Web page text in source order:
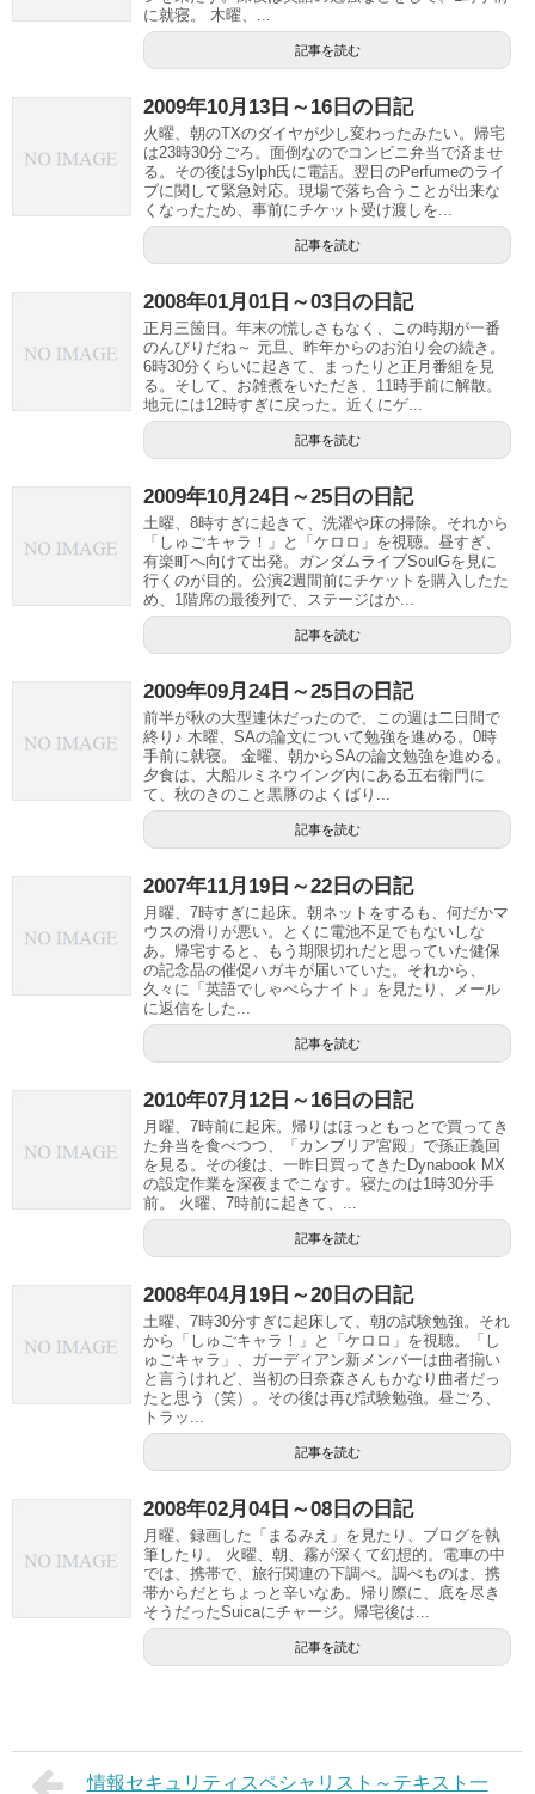
に就寝。 木曜、...
記事を読む
2009年10月13日～16日の日記
火曜、朝のTXのダイヤが少し変わったみたい。帰宅
は23時30分ごろ。面倒なのでコンビニ弁当で済ませ
る。その後はSylph氏に電話。翌日のPerfumeのライ
ブに関して緊急対応。現場で落ち合うことが出来な
くなったため、事前にチケット受け渡しを...
記事を読む
2008年01月01日～03日の日記
正月三箇日。年末の慌しさもなく、この時期が一番
のんびりだね～ 元旦、昨年からのお泊り会の続き。
6時30分くらいに起きて、まったりと正月番組を見
る。そして、お雑煮をいただき、11時手前に解散。
地元には12時すぎに戻った。近くにゲ...
記事を読む
2009年10月24日～25日の日記
土曜、8時すぎに起きて、洗濯や床の掃除。それから
「しゅごキャラ！」と「ケロロ」を視聴。昼すぎ、
有楽町へ向けて出発。ガンダムライブSoulGを見に
行くのが目的。公演2週間前にチケットを購入したた
め、1階席の最後列で、ステージはか...
記事を読む
2009年09月24日～25日の日記
前半が秋の大型連休だったので、この週は二日間で
終り♪ 木曜、SAの論文について勉強を進める。0時
手前に就寝。 金曜、朝からSAの論文勉強を進める。
夕食は、大船ルミネウイング内にある五右衛門に
て、秋のきのこと黒豚のよくばり...
記事を読む
2007年11月19日～22日の日記
月曜、7時すぎに起床。朝ネットをするも、何だかマ
ウスの滑りが悪い。とくに電池不足でもないしな
あ。帰宅すると、もう期限切れだと思っていた健保
の記念品の催促ハガキが届いていた。それから、
久々に「英語でしゃべらナイト」を見たり、メール
に返信をした...
記事を読む
2010年07月12日～16日の日記
月曜、7時前に起床。帰りはほっともっとで買ってき
た弁当を食べつつ、「カンブリア宮殿」で孫正義回
を見る。その後は、一昨日買ってきたDynabook MX
の設定作業を深夜までこなす。寝たのは1時30分手
前。 火曜、7時前に起きて、...
記事を読む
2008年04月19日～20日の日記
土曜、7時30分すぎに起床して、朝の試験勉強。それ
から「しゅごキャラ！」と「ケロロ」を視聴。「し
ゅごキャラ」、ガーディアン新メンバーは曲者揃い
と言うけれど、当初の日奈森さんもかなり曲者だっ
たと思う（笑）。その後は再び試験勉強。昼ごろ、
トラッ...
記事を読む
2008年02月04日～08日の日記
月曜、録画した「まるみえ」を見たり、ブログを執
筆したり。 火曜、朝、霧が深くて幻想的。電車の中
では、携帯で、旅行関連の下調べ。調べものは、携
帯からだとちょっと辛いなあ。帰り際に、底を尽き
そうだったSuicaにチャージ。帰宅後は...
記事を読む
情報セキュリティスペシャリスト～テキスト一